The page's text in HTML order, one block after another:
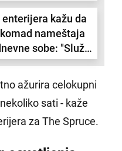
kažu da
nameštaja
sobe: "Služi
životnog prostora"
ažurira celokupni
sati - kaže
za The Spruce.